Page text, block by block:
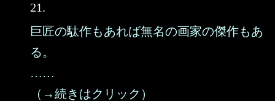
21.
巨匠の駄作もあれば無名の画家の傑作もあ
る。
……
（→続きはクリック）